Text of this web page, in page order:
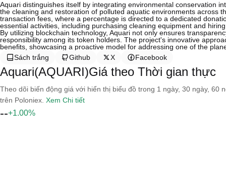
Aquari distinguishes itself by integrating environmental conservation
the cleaning and restoration of polluted aquatic environments across
transaction fees, where a percentage is directed to a dedicated
essential activities, including purchasing cleaning equipment and
By utilizing blockchain technology, Aquari not only ensures
responsibility among its token holders. The project's innovative
benefits, showcasing a proactive model for addressing one of the
Sách trắng
Github X Facebook
Aquari(AQUARI)Giá theo Thời gian thực
Theo dõi biến động giá với hiển thị biểu đồ trong 1 ngày, 30 ngày,
trên Poloniex. Xem Chi tiết
--+1.00%